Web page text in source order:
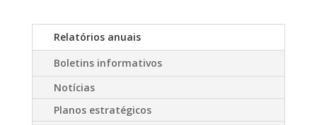
Relatórios anuais
Boletins informativos
Notícias
Planos estratégicos